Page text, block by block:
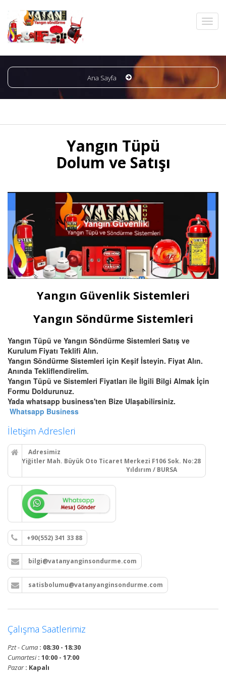
Ana Sayfa
Yangın Tüpü
Dolum ve Satışı
Yangın Güvenlik Sistemleri
Yangın Söndürme Sistemleri
Yangın Tüpü ve Yangın Söndürme Sistemleri Satış ve
Kurulum Fiyatı Teklifi Alın.
Yangın Söndürme Sistemleri için Keşif İsteyin. Fiyat Alın.
Anında Tekliflendirelim.
Yangın Tüpü ve Sistemleri Fiyatları ile İlgili Bilgi Almak İçin
Formu Doldurunuz.
Yada whatsapp business'ten Bize Ulaşabilirsiniz.
Whatsapp Business
İletişim Adresleri
Adresimiz
Yiğitler Mah. Büyük Oto Ticaret Merkezi F106 Sok. No:28
Yıldırım / BURSA
+90(552) 341 33 88
bilgi@vatanyanginsondurme.com
satisbolumu@vatanyanginsondurme.com
Çalışma Saatlerimiz
Pzt - Cuma : 08:30 - 18:30
Cumartesi: 10:00 - 17:00
Pazar: Kapalı